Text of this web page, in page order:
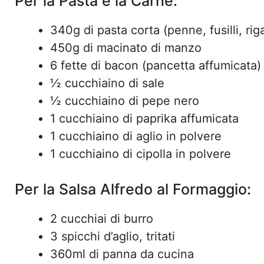
340g di pasta corta (penne, fusilli,
450g di macinato di manzo
6 fette di bacon (pancetta affumicata)
½ cucchiaino di sale
½ cucchiaino di pepe nero
1 cucchiaino di paprika affumicata
1 cucchiaino di aglio in polvere
1 cucchiaino di cipolla in polvere
Per la Salsa Alfredo al Formaggio:
2 cucchiai di burro
3 spicchi d’aglio, tritati
360ml di panna da cucina